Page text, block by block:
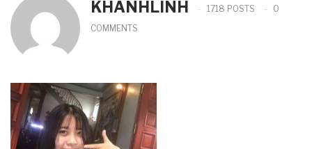
KHANHLINH 1718 POSTS
0
COMMENTS